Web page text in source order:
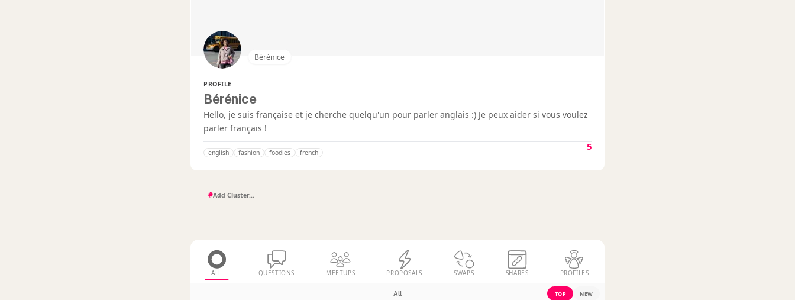
Bérénice
PROFILE
Bérénice
Hello, je suis française et je cherche quelqu'un pour parler anglais :) Je peux aider si vous voulez
parler français !
english fashion foodies french
5
#
ALL QUESTIONS MEETUPS PROPOSALS SWAPS SHARES PROFILES
All TOP NEW